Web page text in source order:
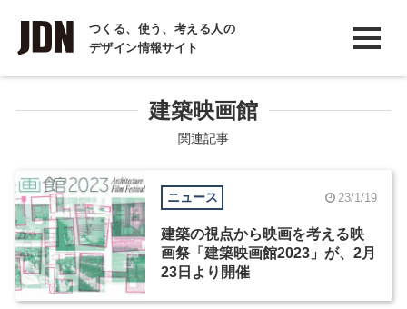
つくる、使う、考える人の
デザイン情報サイト
INTERVIEW
インタビュー
COLUMN
コラム
建築映画館
関連記事
ニュース 23/1/19
建築の視点から映画を考える映
画祭「建築映画館2023」が、2月
23日より開催